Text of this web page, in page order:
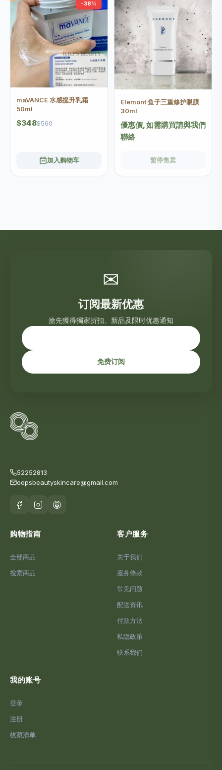
-38%
maVANCE 水感提升乳霜
50ml
$348$560
加入购物车
Elemont 鱼子三重修护眼膜
30ml
優惠價, 如需購買請與我們
聯絡
暂停售卖
✉
订阅最新优惠
搶先獲得獨家折扣、新品及限时优惠通知
免费订阅
52252813
oopsbeautyskincare@gmail.com
购物指南
全部商品
搜索商品
客户服务
关于我们
服务條款
常见问题
配送资讯
付款方法
私隐政策
联系我们
我的账号
登录
注册
收藏清单